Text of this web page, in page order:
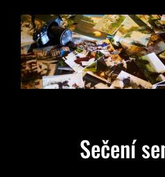
Sečení